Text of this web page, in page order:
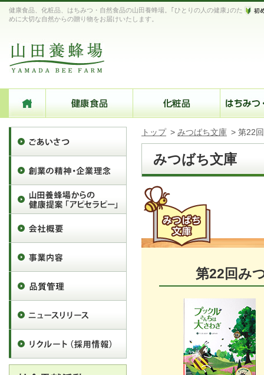
健康食品、化粧品、はちみつ・自然食品の山田養蜂場。｢ひとりの人の健康｣のた
めに大切な自然からの贈り物をお届けいたします。
トップ > みつばち文庫 > 第22
みつばち文庫
第22回